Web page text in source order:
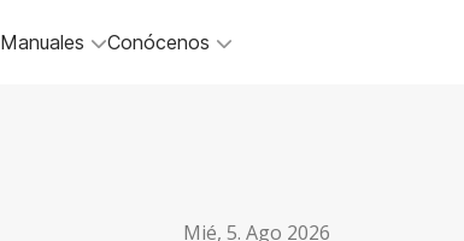
Manuales Conócenos